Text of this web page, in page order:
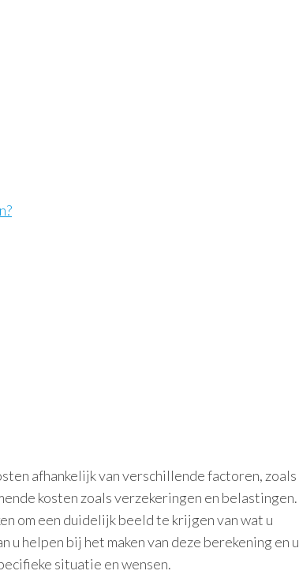
afhankelijk van verschillende factoren, zoals
kosten zoals verzekeringen en belastingen.
om een duidelijk beeld te krijgen van wat u
helpen bij het maken van deze berekening en u
situatie en wensen.